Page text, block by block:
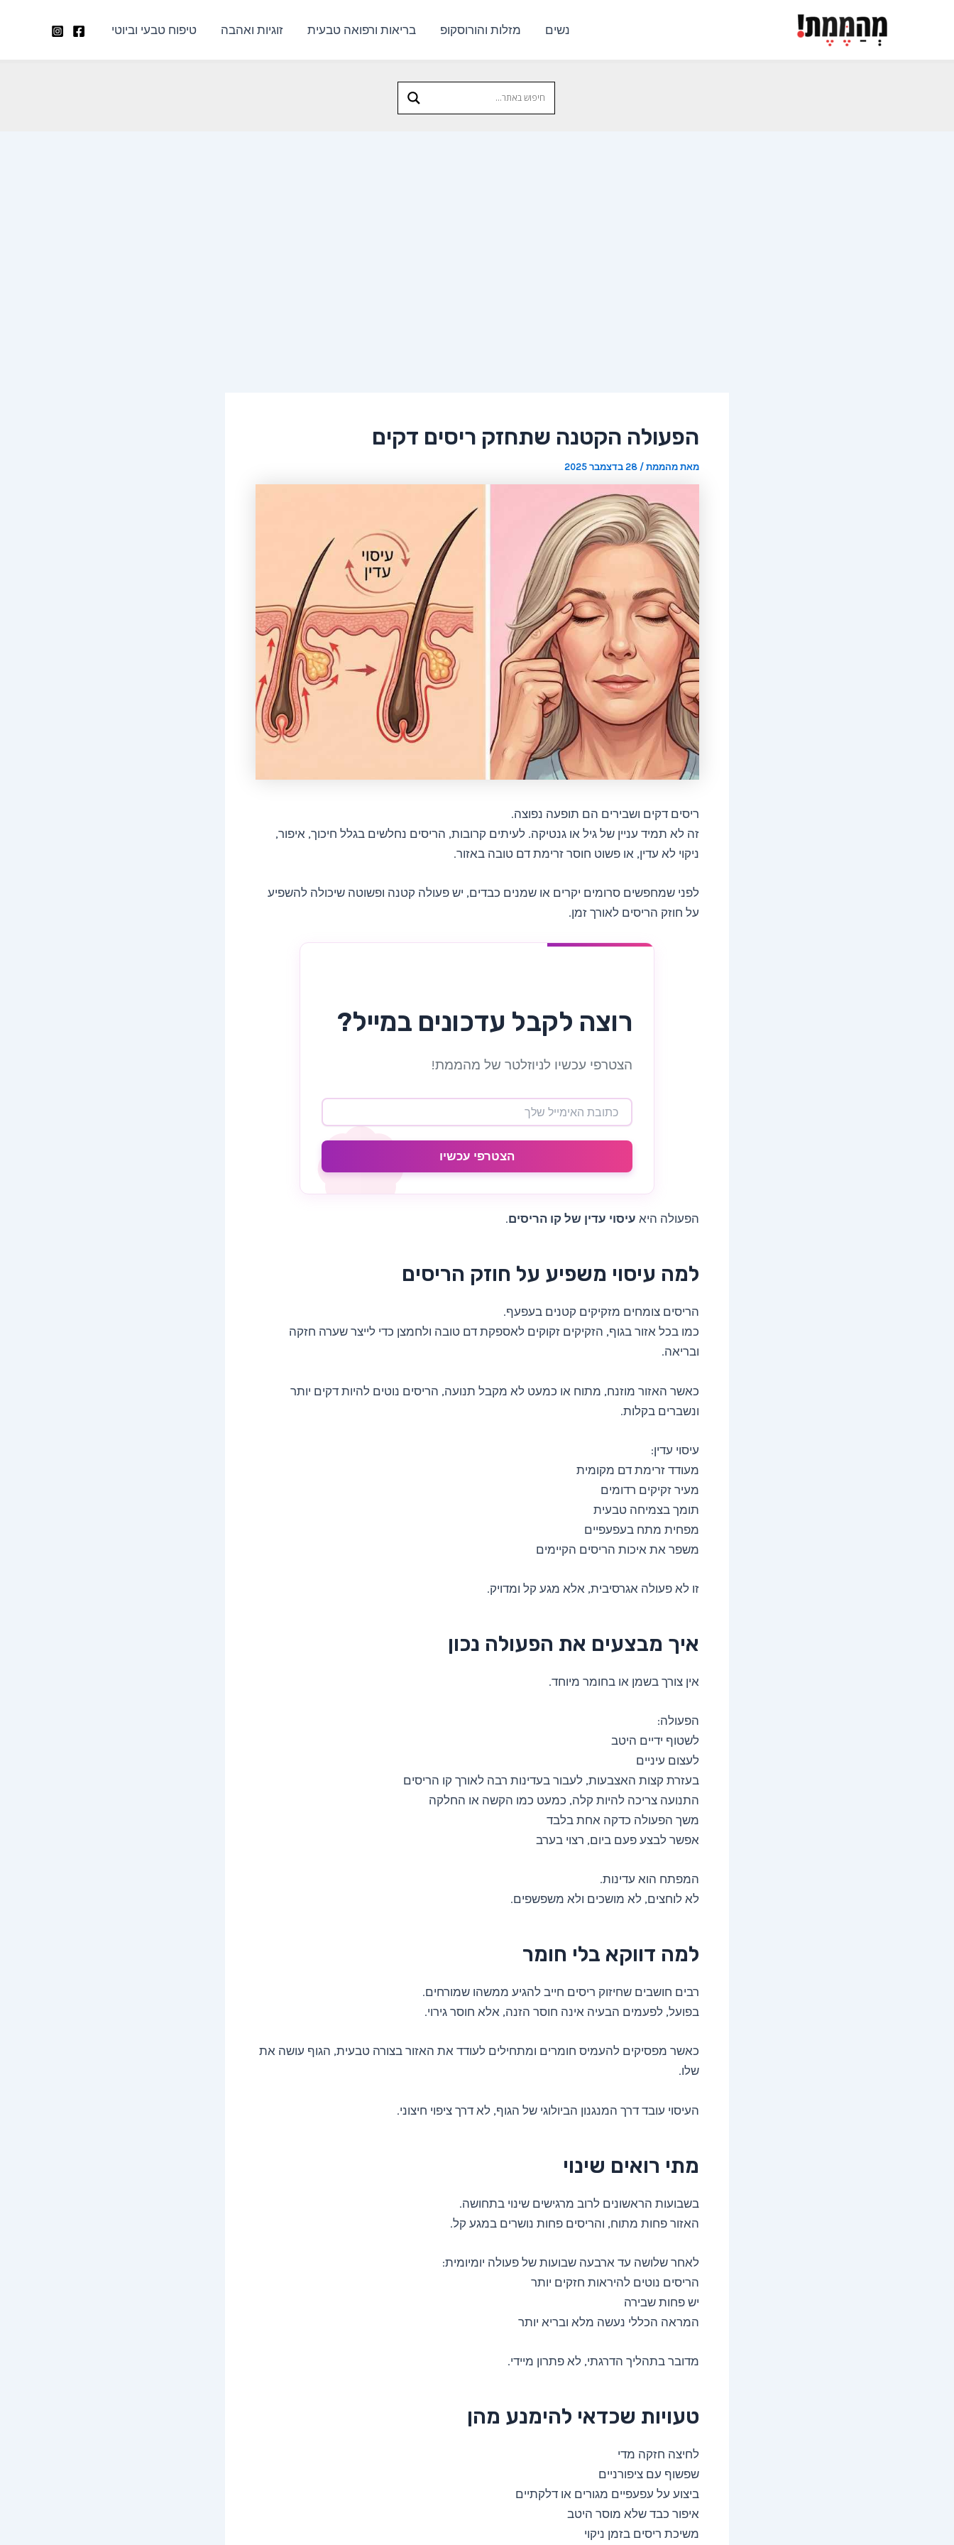
נשים מזלות והורוסקופ בריאות ורפואה טבעית זוגיות ואהבה טיפוח טבעי וביוטי
הפעולה הקטנה שתחזק ריסים דקים
מאתמהממת/28 בדצמבר 2025
ריסים דקים ושבירים הם תופעה נפוצה.
זה לא תמיד עניין של גיל או גנטיקה. לעיתים קרובות, הריסים נחלשים בגלל חיכוך, איפור,
ניקוי לא עדין, או פשוט חוסר זרימת דם טובה באזור.
לפני שמחפשים סרומים יקרים או שמנים כבדים, יש פעולה קטנה ופשוטה שיכולה להשפיע
על חוזק הריסים לאורך זמן.
רוצה לקבל עדכונים במייל?
הצטרפי עכשיו לניוזלטר של מהממת!
הצטרפי עכשיו
הפעולה היא עיסוי עדין של קו הריסים.
למה עיסוי משפיע על חוזק הריסים
הריסים צומחים מזקיקים קטנים בעפעף.
כמו בכל אזור בגוף, הזקיקים זקוקים לאספקת דם טובה ולחמצן כדי לייצר שערה חזקה
ובריאה.
כאשר האזור מוזנח, מתוח או כמעט לא מקבל תנועה, הריסים נוטים להיות דקים יותר
ונשברים בקלות.
עיסוי עדין:
מעודד זרימת דם מקומית
מעיר זקיקים רדומים
תומך בצמיחה טבעית
מפחית מתח בעפעפיים
משפר את איכות הריסים הקיימים
זו לא פעולה אגרסיבית, אלא מגע קל ומדויק.
איך מבצעים את הפעולה נכון
אין צורך בשמן או בחומר מיוחד.
הפעולה:
לשטוף ידיים היטב
לעצום עיניים
בעזרת קצות האצבעות, לעבור בעדינות רבה לאורך קו הריסים
התנועה צריכה להיות קלה, כמעט כמו הקשה או החלקה
משך הפעולה כדקה אחת בלבד
אפשר לבצע פעם ביום, רצוי בערב
המפתח הוא עדינות.
לא לוחצים, לא מושכים ולא משפשפים.
למה דווקא בלי חומר
רבים חושבים שחיזוק ריסים חייב להגיע ממשהו שמורחים.
בפועל, לפעמים הבעיה אינה חוסר הזנה, אלא חוסר גירוי.
כאשר מפסיקים להעמיס חומרים ומתחילים לעודד את האזור בצורה טבעית, הגוף עושה את
שלו.
העיסוי עובד דרך המנגנון הביולוגי של הגוף, לא דרך ציפוי חיצוני.
מתי רואים שינוי
בשבועות הראשונים לרוב מרגישים שינוי בתחושה.
האזור פחות מתוח, והריסים פחות נושרים במגע קל.
לאחר שלושה עד ארבעה שבועות של פעולה יומיומית:
הריסים נוטים להיראות חזקים יותר
יש פחות שבירה
המראה הכללי נעשה מלא ובריא יותר
מדובר בתהליך הדרגתי, לא פתרון מיידי.
טעויות שכדאי להימנע מהן
לחיצה חזקה מדי
שפשוף עם ציפורניים
ביצוע על עפעפיים מגורים או דלקתיים
איפור כבד שלא מוסר היטב
משיכת ריסים בזמן ניקוי